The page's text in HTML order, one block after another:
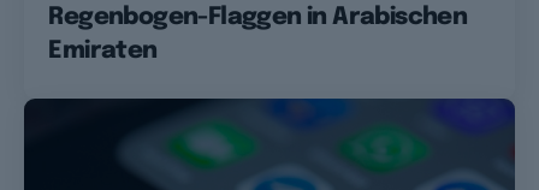
Regenbogen-Flaggen in Arabischen
Emiraten